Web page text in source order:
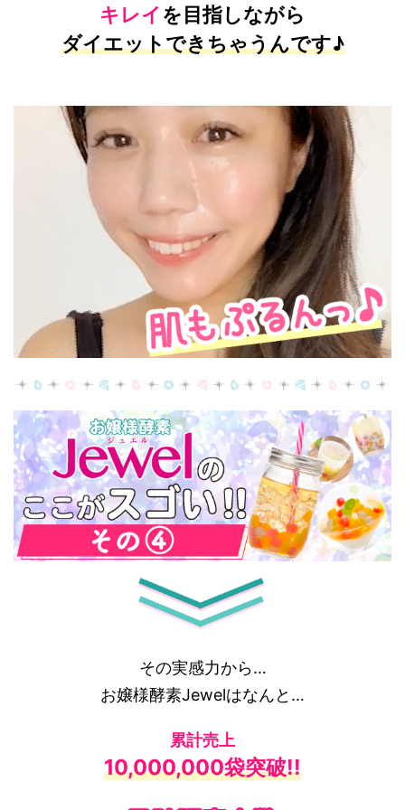
キレイ を目指しながら
ダイエットできちゃうんです♪
その実感力から…
お嬢様酵素Jewelはなんと…
累計売上
10,000,000袋突破!!